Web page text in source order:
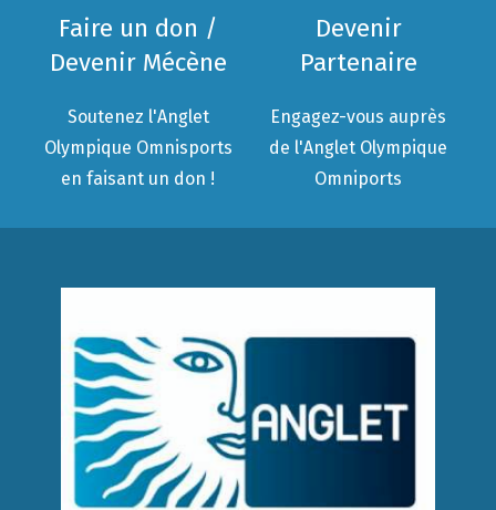
Faire un don /
Devenir Mécène
Soutenez l'Anglet
Olympique Omnisports
en faisant un don !
Devenir
Partenaire
Engagez-vous auprès
de l'Anglet Olympique
Omniports